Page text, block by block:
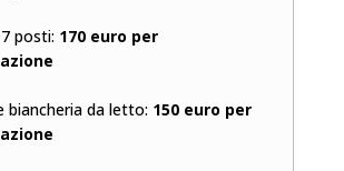
posti: 170 euro per
biancheria da letto: 150 euro per